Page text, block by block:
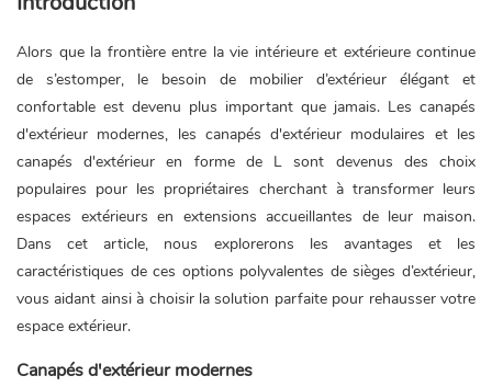
Alors que la frontière entre la vie intérieure et extérieure continue
de s’estomper, le besoin de mobilier d’extérieur élégant et
confortable est devenu plus important que jamais. Les canapés
d'extérieur modernes, les canapés d'extérieur modulaires et les
canapés d'extérieur en forme de L sont devenus des choix
populaires pour les propriétaires cherchant à transformer leurs
espaces extérieurs en extensions accueillantes de leur maison.
Dans cet article, nous explorerons les avantages et les
caractéristiques de ces options polyvalentes de sièges d’extérieur,
vous aidant ainsi à choisir la solution parfaite pour rehausser votre
espace extérieur.
Canapés d'extérieur modernes